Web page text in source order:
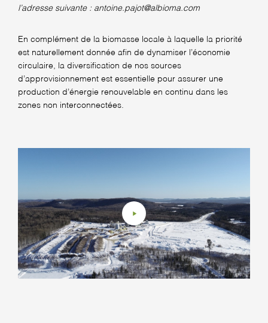
l’adresse suivante : antoine.pajot@albioma.com
En complément de la biomasse locale à laquelle la priorité
est naturellement donnée afin de dynamiser l’économie
circulaire, la diversification de nos sources
d’approvisionnement est essentielle pour assurer une
production d’énergie renouvelable en continu dans les
zones non interconnectées.